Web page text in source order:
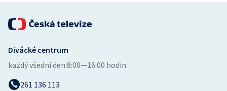
Divácké centrum
každý všední den:8:00—16:00 hodin
261 136 113